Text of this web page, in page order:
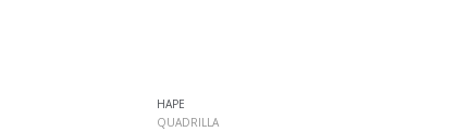
HAPE
QUADRILLA